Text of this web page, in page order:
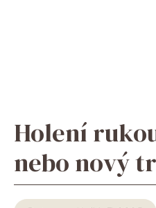
Holení
nebo nový